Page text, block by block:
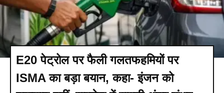
E20 पेट्रोल पर फैली गलतफहमियों पर
ISMA का बड़ा बयान, कहा- इंजन को